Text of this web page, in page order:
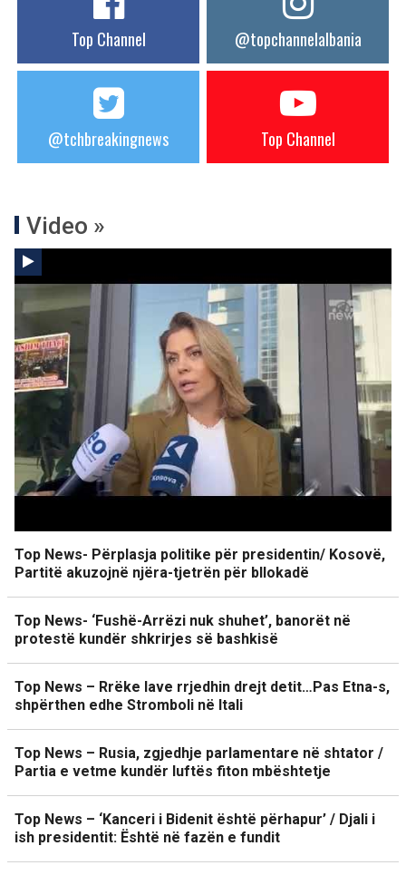
Top Channel @topchannelalbania
@tchbreakingnews Top Channel
Video »
Top News- Përplasja politike për presidentin/ Kosovë,
Partitë akuzojnë njëra-tjetrën për bllokadë
Top News- ‘Fushë-Arrëzi nuk shuhet’, banorët në
protestë kundër shkrirjes së bashkisë
Top News – Rrëke lave rrjedhin drejt detit…Pas Etna-s,
shpërthen edhe Stromboli në Itali
Top News – Rusia, zgjedhje parlamentare në shtator /
Partia e vetme kundër luftës fiton mbështetje
Top News – ‘Kanceri i Bidenit është përhapur’ / Djali i
ish presidentit: Është në fazën e fundit